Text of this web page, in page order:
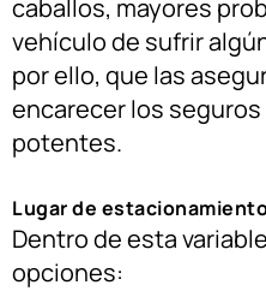
caballos, mayores
vehículo de sufrir
por ello, que las
encarecer los
potentes.
Lugar de
Dentro de esta
opciones: